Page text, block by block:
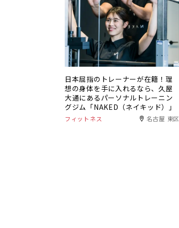
日本屈指のトレーナーが在籍！理
想の身体を手に入れるなら、久屋
大通にあるパーソナルトレーニン
グジム「NAKED（ネイキッド）」
フィットネス 名古屋 東区